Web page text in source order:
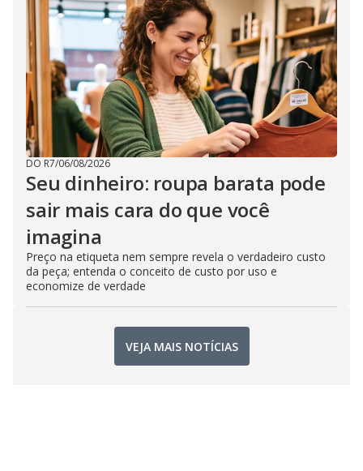
DO R7/06/08/2026
Seu dinheiro: roupa barata pode
sair mais cara do que você
imagina
Preço na etiqueta nem sempre revela o verdadeiro custo
da peça; entenda o conceito de custo por uso e
economize de verdade
VEJA MAIS NOTÍCIAS